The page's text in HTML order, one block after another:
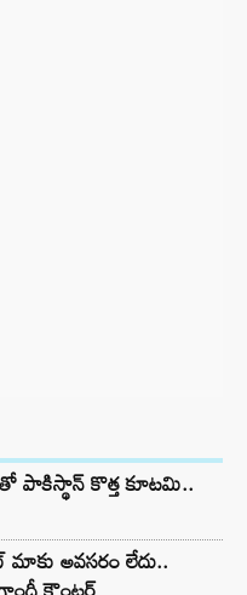
పాకిస్థాన్ కొత్త కూటమి..
మాకు అవసరం లేదు..